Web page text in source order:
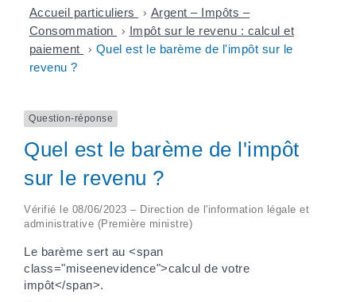
Accueil particuliers > Argent – Impôts –
Consommation
> Impôt sur le revenu : calcul et
paiement
> Quel est le barème de l'impôt sur le
revenu ?
Question-réponse
Quel est le barème de l'impôt
sur le revenu ?
Vérifié le 08/06/2023 – Direction de l'information légale et
administrative (Première ministre)
Le barème sert au <span
class="miseenevidence">calcul de votre
impôt</span>.